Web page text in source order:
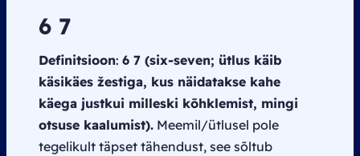
6 7
Definitsioon: 6 7 (six-seven; ütlus käib
käsikäes žestiga, kus näidatakse kahe
käega justkui milleski kõhklemist, mingi
otsuse kaalumist). Meemil/ütlusel pole
tegelikult täpset tähendust, see sõltub